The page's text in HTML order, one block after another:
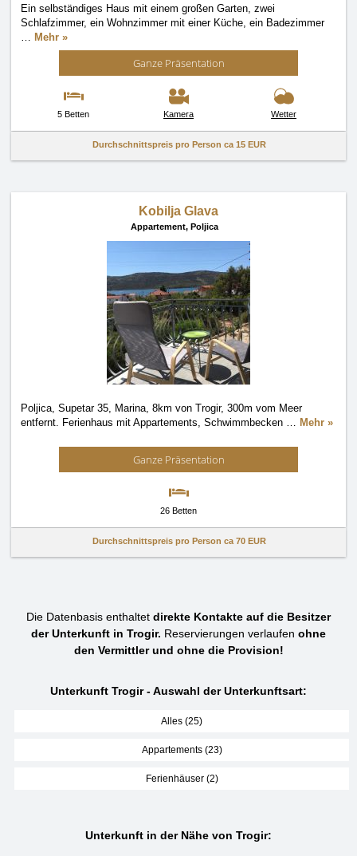
Ein selbständiges Haus mit einem großen Garten, zwei
Schlafzimmer, ein Wohnzimmer mit einer Küche, ein Badezimmer
… Mehr »
Ganze Präsentation
5 Betten Kamera Wetter
Durchschnittspreis pro Person ca 15 EUR
Kobilja Glava
Appartement, Poljica
Poljica, Supetar 35, Marina, 8km von Trogir, 300m vom Meer
entfernt. Ferienhaus mit Appartements, Schwimmbecken … Mehr »
Ganze Präsentation
26 Betten
Durchschnittspreis pro Person ca 70 EUR
Die Datenbasis enthaltet direkte Kontakte auf die Besitzer
der Unterkunft in Trogir. Reservierungen verlaufen ohne
den Vermittler und ohne die Provision!
Unterkunft Trogir - Auswahl der Unterkunftsart:
Alles (25)
Appartements (23)
Ferienhäuser (2)
Unterkunft in der Nähe von Trogir: